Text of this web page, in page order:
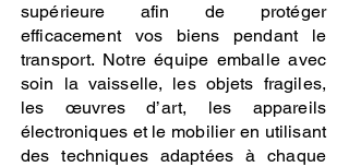
supérieure afin de protéger
efficacement vos biens pendant le
transport. Notre équipe emballe avec
soin la vaisselle, les objets fragiles,
les œuvres d’art, les appareils
électroniques et le mobilier en utilisant
des techniques adaptées à chaque